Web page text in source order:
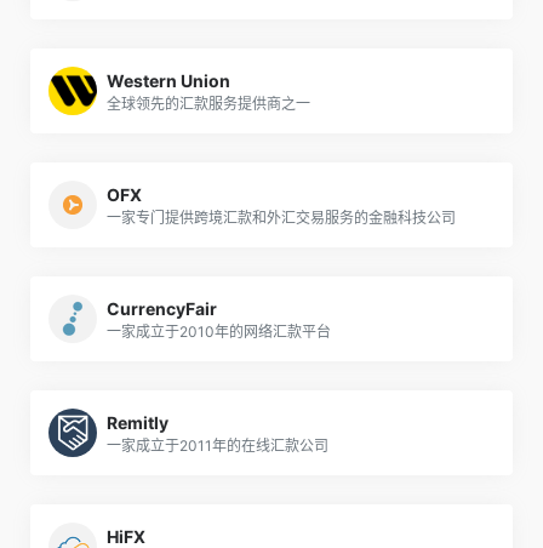
Western Union
全球领先的汇款服务提供商之一
OFX
一家专门提供跨境汇款和外汇交易服务的金融科技公司
CurrencyFair
一家成立于2010年的网络汇款平台
Remitly
一家成立于2011年的在线汇款公司
HiFX